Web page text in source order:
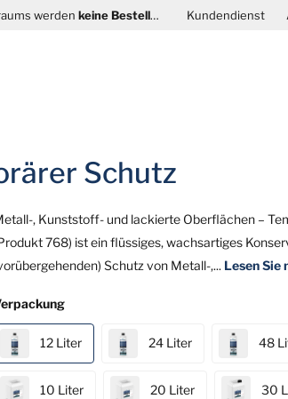
werden keine Bestellungen bearbeitet oder ausgeliefert Kundendienst
Schutz
, Kunststoff- und lackierte Oberflächen –
768) ist ein flüssiges, wachsartiges
Schutz von Metall-,... Lesen Sie
12 Liter 24 Liter 48
10 Liter 20 Liter 30